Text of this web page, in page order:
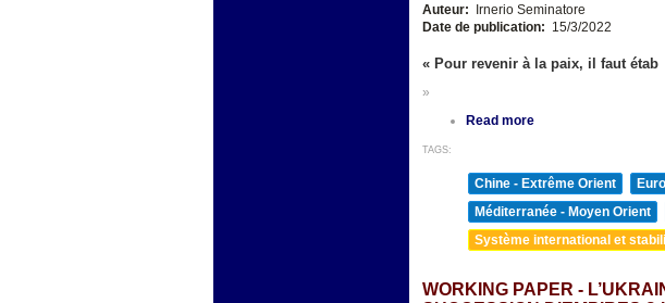
Auteur: Irnerio Seminatore
Date de publication: 15/3/2022
« Pour revenir à la paix, il faut étab
»
Read more
TAGS:
Chine - Extrême Orient
Méditerranée - Moyen Orient
Système international et
WORKING PAPER -